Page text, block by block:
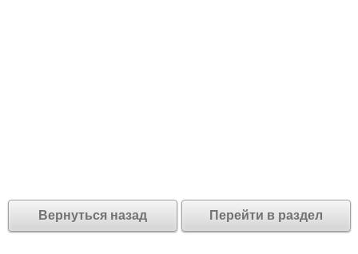
Вернуться назад Перейти в раздел